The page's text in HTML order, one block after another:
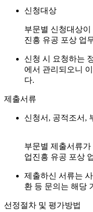
신청대상
부문별 신청대상
진흥 유공 포상 업
신청 시 요청하는
에서 관리되오니
다.
제출서류
신청서, 공적조서,
부문별 제출서류
업진흥 유공 포상
제출하신 서류는
환 등 문의는 해당
선정절차 및 평가방법